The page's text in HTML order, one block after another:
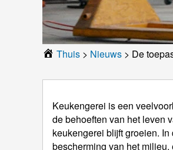
Thuis > Nieuws > De
Keukengerei is een
de behoeften van het leven
keukengerei blijft groeien.
bescherming van het